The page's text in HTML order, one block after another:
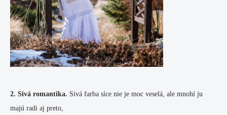
2. Sivá romantika. Sivá farba síce nie je moc veselá, ale mnohí ju
majú radi aj preto,